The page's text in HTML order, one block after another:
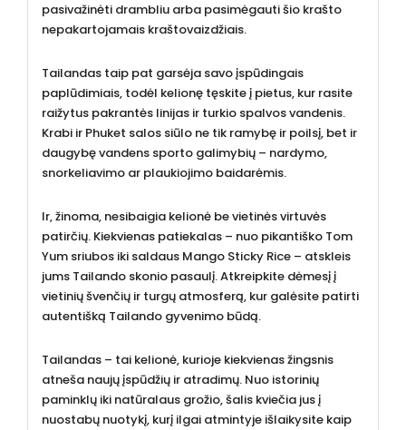
pasivažinėti drambliu arba pasimėgauti šio krašto
nepakartojamais kraštovaizdžiais.
Tailandas taip pat garsėja savo įspūdingais
paplūdimiais, todėl kelionę tęskite į pietus, kur rasite
raižytus pakrantės linijas ir turkio spalvos vandenis.
Krabi ir Phuket salos siūlo ne tik ramybę ir poilsį, bet ir
daugybę vandens sporto galimybių – nardymo,
snorkeliavimo ar plaukiojimo baidarėmis.
Ir, žinoma, nesibaigia kelionė be vietinės virtuvės
patirčių. Kiekvienas patiekalas – nuo pikantiško Tom
Yum sriubos iki saldaus Mango Sticky Rice – atskleis
jums Tailando skonio pasaulį. Atkreipkite dėmesį į
vietinių švenčių ir turgų atmosferą, kur galėsite patirti
autentišką Tailando gyvenimo būdą.
Tailandas – tai kelionė, kurioje kiekvienas žingsnis
atneša naujų įspūdžių ir atradimų. Nuo istorinių
paminklų iki natūralaus grožio, šalis kviečia jus į
nuostabų nuotykį, kurį ilgai atmintyje išlaikysite kaip